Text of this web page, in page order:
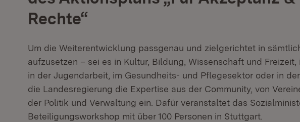
Rechte“
Um die Weiterentwicklung passgenau und zielgerichtet in
aufzusetzen – sei es in Kultur, Bildung, Wissenschaft und Freizeit,
in der Jugendarbeit, im Gesundheits- und Pflegesektor oder in
die Landesregierung die Expertise aus der Community, von
der Politik und Verwaltung ein. Dafür veranstaltet das
Beteiligungsworkshop mit über 100 Personen in Stuttgart.